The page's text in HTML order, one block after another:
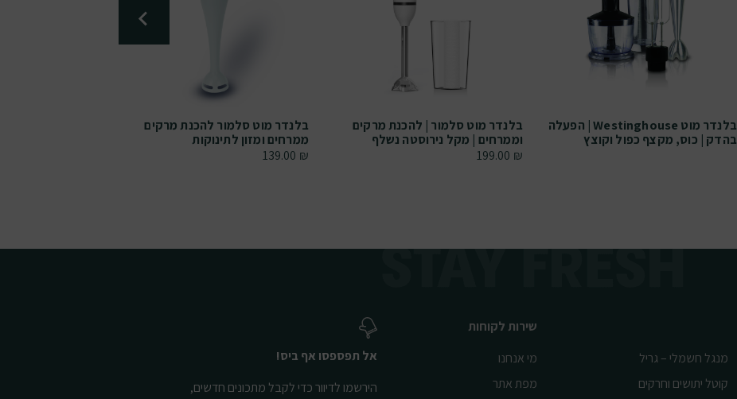
בלנדר מוט Westinghouse | הפעלה
בהדק | כוס, מקצף כפול וקוצץ
בלנדר מוט סלמור | להכנת מרקים
וממרחים | מקל נירוסטה נשלף
199.00 ₪
בלנדר מוט סלמור להכנת מרקים
ממרחים ומזון לתינוקות
139.00 ₪
מנגל חשמלי – גריל
קוטל יתושים וחרקים
שירות לקוחות
מי אנחנו
מפת אתר
אל תפספסו אף ביס!
הירשמו לדיוור כדי לקבל מתכונים חדשים,